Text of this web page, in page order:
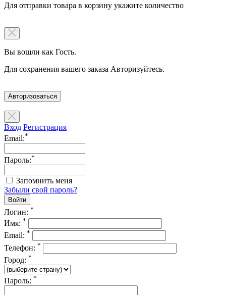
Для отправки товара в корзину укажите количество
Вы вошли как Гость.
Для сохранения вашего заказа Авторизуйтесь.
Авторизоваться
Вход Регистрация
Email:*
Пароль:*
Запомнить меня
Забыли свой пароль?
Логин: *
Имя: *
Email: *
Телефон: *
Город: *
Пароль: *